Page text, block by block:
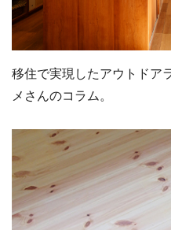
移住で実現したアウトドア
メさんのコラム。